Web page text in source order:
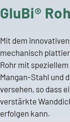
GluBi®
Mit dem
mechanisch
Rohr mit
Mangan-Stahl und
versehen, so dass
verstärkte
erfolgen kann.
Ihr